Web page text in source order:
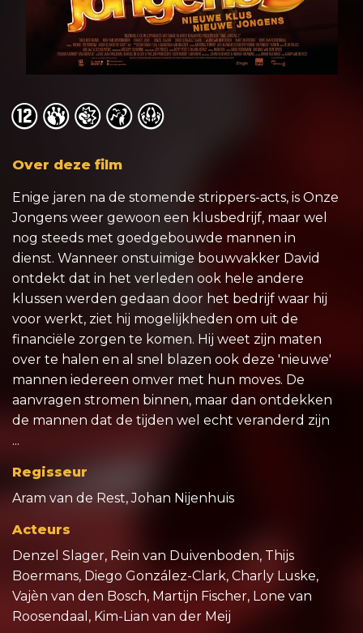
o o o o o
Over deze film
Enige jaren na de stomende strippers-acts, is Onze
Jongens weer gewoon een klusbedrijf, maar wel
nog steeds met goedgebouwde mannen in
dienst. Wanneer onstuimige bouwvakker David
ontdekt dat in het verleden ook hele andere
klussen werden gedaan door het bedrijf waar hij
voor werkt, ziet hij mogelijkheden om uit de
financiële zorgen te komen. Hij weet zijn maten
over te halen en al snel blazen ook deze 'nieuwe'
mannen iedereen omver met hun moves. De
aanvragen stromen binnen, maar dan ontdekken
de mannen dat de tijden wel echt veranderd zijn
...
Regisseur
Aram van de Rest, Johan Nijenhuis
Acteurs
Denzel Slager, Rein van Duivenboden, Thijs
Boermans, Diego González-Clark, Charly Luske,
Vajèn van den Bosch, Martijn Fischer, Lone van
Roosendaal, Kim-Lian van der Meij